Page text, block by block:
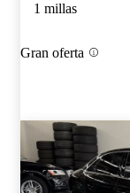
1 millas
Gran oferta